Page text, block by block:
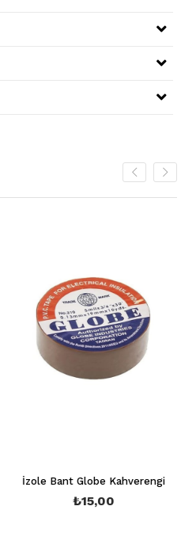
İzole Bant Globe Kahverengi
₺15,00